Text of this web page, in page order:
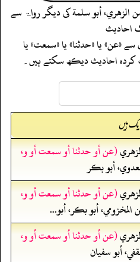
الزهري، أبو سلمةکی دیگر رواۃ سے
احادیث
«عن» یا «حدثنا» یا «سمعت» یا
کردہ احادیث دیکھ سکتے ہیں۔
ہیں
(عن أو حدثنا أو سمعت أو و،
أبو بكر
(عن أو حدثنا أو سمعت أو و،
أبو بكر، أبو...
(عن أو حدثنا أو سمعت أو و،
أبو سفيان